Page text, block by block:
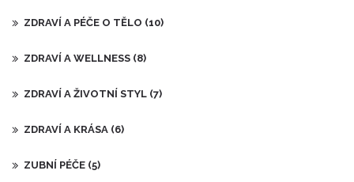
ZDRAVÍ A PÉČE O TĚLO (10)
ZDRAVÍ A WELLNESS (8)
ZDRAVÍ A ŽIVOTNÍ STYL (7)
ZDRAVÍ A KRÁSA (6)
ZUBNÍ PÉČE (5)